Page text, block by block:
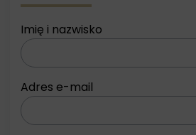
Imię i nazwisko
Adres e-mail